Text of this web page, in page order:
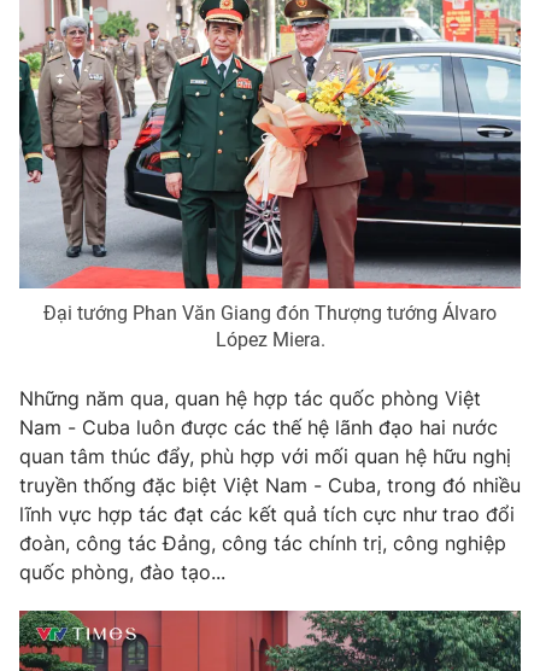
Photo Infographic
Video Shorts video
VTV Money VTV Thể thao
VTV Sức khoẻ Bất động sản
Thị trường 24h Tấm lòng Việt
VTV9 VTV8
Liên hệ tòa soạn English
THỜI BÁO VTV
Đại tướng Phan Văn Giang đón Thượng tướng Álvaro
López Miera.
Những năm qua, quan hệ hợp tác quốc phòng Việt
Nam - Cuba luôn được các thế hệ lãnh đạo hai nước
quan tâm thúc đẩy, phù hợp với mối quan hệ hữu nghị
truyền thống đặc biệt Việt Nam - Cuba, trong đó nhiều
lĩnh vực hợp tác đạt các kết quả tích cực như trao đổi
đoàn, công tác Đảng, công tác chính trị, công nghiệp
quốc phòng, đào tạo...